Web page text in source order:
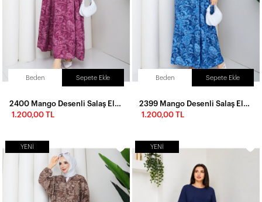
Beden Sepete Ekle
1.200,00 TL
Beden Sepete Ekle
1.200,00 TL
YENI YENI